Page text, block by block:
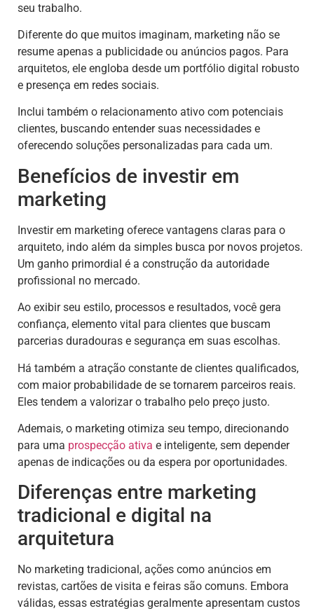
seu trabalho.
Diferente do que muitos imaginam, marketing não se
resume apenas a publicidade ou anúncios pagos. Para
arquitetos, ele engloba desde um portfólio digital robusto
e presença em redes sociais.
Inclui também o relacionamento ativo com potenciais
clientes, buscando entender suas necessidades e
oferecendo soluções personalizadas para cada um.
Benefícios de investir em
marketing
Investir em marketing oferece vantagens claras para o
arquiteto, indo além da simples busca por novos projetos.
Um ganho primordial é a construção da autoridade
profissional no mercado.
Ao exibir seu estilo, processos e resultados, você gera
confiança, elemento vital para clientes que buscam
parcerias duradouras e segurança em suas escolhas.
Há também a atração constante de clientes qualificados,
com maior probabilidade de se tornarem parceiros reais.
Eles tendem a valorizar o trabalho pelo preço justo.
Ademais, o marketing otimiza seu tempo, direcionando
para uma prospecção ativa e inteligente, sem depender
apenas de indicações ou da espera por oportunidades.
Diferenças entre marketing
tradicional e digital na
arquitetura
No marketing tradicional, ações como anúncios em
revistas, cartões de visita e feiras são comuns. Embora
válidas, essas estratégias geralmente apresentam custos